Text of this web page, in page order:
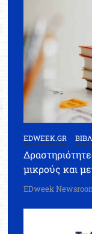
EDWEEK.GR
μικρούς και
EDweek